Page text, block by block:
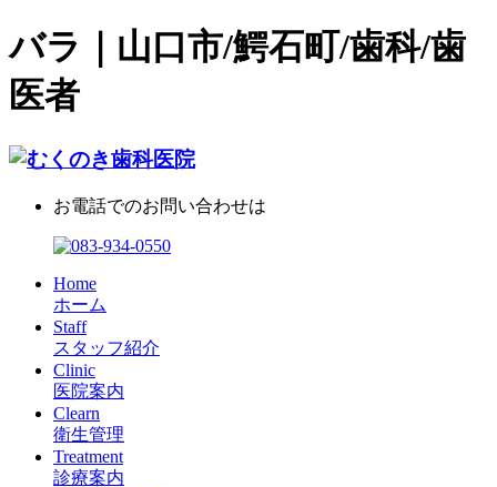
バラ｜山口市/鰐石町/歯科/歯
医者
お電話でのお問い合わせは
Home
ホーム
Staff
スタッフ紹介
Clinic
医院案内
Clearn
衛生管理
Treatment
診療案内